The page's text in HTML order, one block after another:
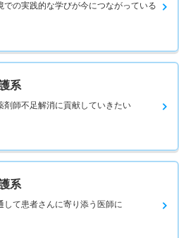
での実践的な学びが今につながっている
系
剤師不足解消に貢献していきたい
系
して患者さんに寄り添う医師に